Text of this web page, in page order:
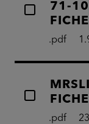
71-
.pdf
.pdf